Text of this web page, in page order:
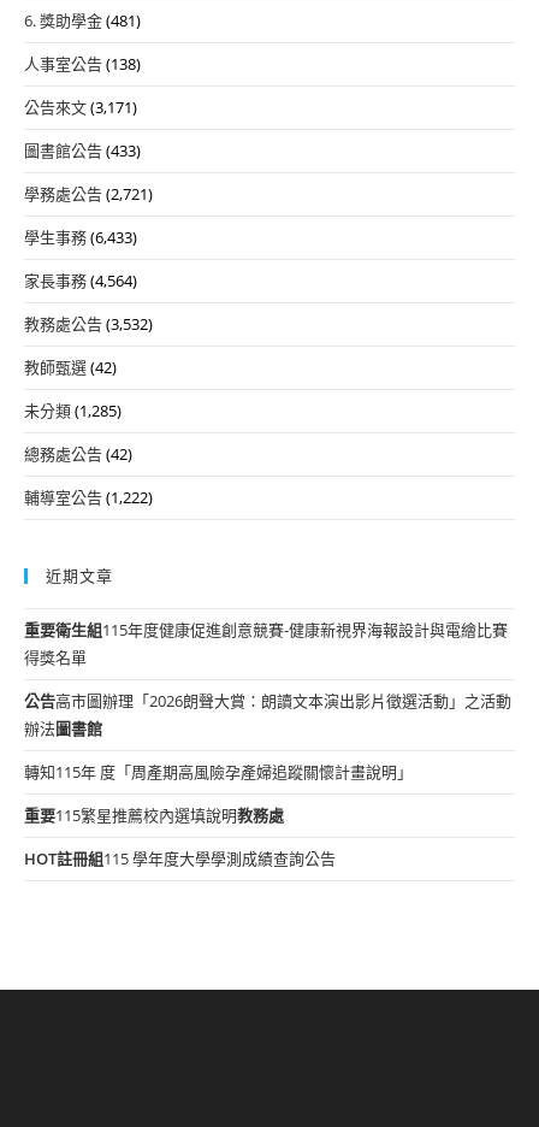
6. 獎助學金(481)
人事室公告(138)
公告來文(3,171)
圖書館公告(433)
學務處公告(2,721)
學生事務(6,433)
家長事務(4,564)
教務處公告(3,532)
教師甄選(42)
未分類(1,285)
總務處公告(42)
輔導室公告(1,222)
近期文章
重要衛生組115年度健康促進創意競賽-健康新視界海報設計與電繪比賽
得獎名單
公告高市圖辦理「2026朗聲大賞：朗讀文本演出影片徵選活動」之活動
辦法圖書館
轉知115年 度「周產期高風險孕產婦追蹤關懷計畫說明」
重要115繁星推薦校內選填說明教務處
HOT註冊組115 學年度大學學測成績查詢公告